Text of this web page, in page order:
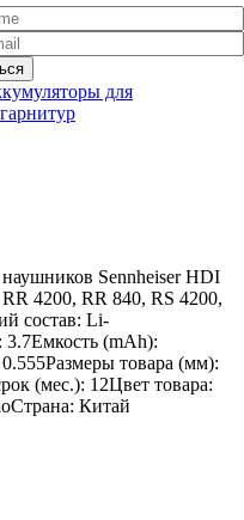
для
Sennheiser HDI
4200, RR 840, RS 4200,
состав: Li-
(mAh):
товара (мм):
(мес.): 12Цвет товара:
Китай